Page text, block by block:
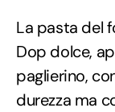
La pasta del
Dop dolce,
paglierino,
durezza ma